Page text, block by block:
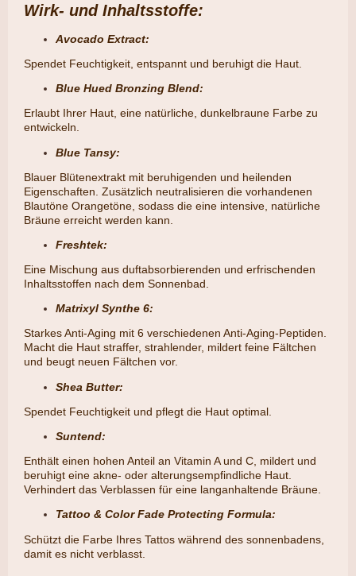
Wirk- und Inhaltsstoffe:
Avocado Extract:
​Spendet Feuchtigkeit, entspannt und beruhigt die Haut.
Blue Hued Bronzing Blend:
Erlaubt Ihrer Haut, eine natürliche, dunkelbraune Farbe zu
entwickeln.
Blue Tansy:
Blauer Blütenextrakt mit beruhigenden und heilenden
Eigenschaften. Zusätzlich neutralisieren die vorhandenen
Blautöne Orangetöne, sodass die eine intensive, natürliche
Bräune erreicht werden kann.
Freshtek:
Eine Mischung aus duftabsorbierenden und erfrischenden
Inhaltsstoffen nach dem Sonnenbad.
Matrixyl Synthe 6:
Starkes Anti-Aging mit 6 verschiedenen Anti-Aging-Peptiden.
Macht die Haut straffer, strahlender, mildert feine Fältchen
und beugt neuen Fältchen vor.
Shea Butter:
​Spendet Feuchtigkeit und pflegt die Haut optimal.
Suntend:
​Enthält einen hohen Anteil an Vitamin A und C, mildert und
beruhigt eine akne- oder alterungsempfindliche Haut.
Verhindert das Verblassen für eine langanhaltende Bräune.
Tattoo & Color Fade Protecting Formula:
​Schützt die Farbe Ihres Tattos während des sonnenbadens,
damit es nicht verblasst.